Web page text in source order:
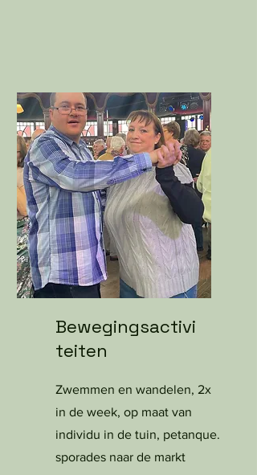
Bewegingsactivi
teiten
Zwemmen en wandelen, 2x
in de week, op maat van
individu in de tuin, petanque.
sporades naar de markt